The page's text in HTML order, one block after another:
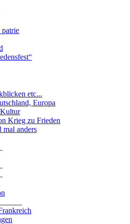
patrie
etc...
Europa
Kultur
Krieg zu Frieden
mal anders